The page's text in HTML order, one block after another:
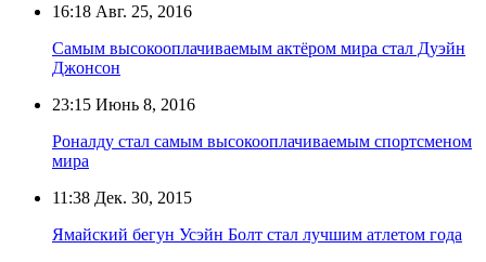
16:18 Авг. 25, 2016
Самым высокооплачиваемым актёром мира стал Дуэйн
Джонсон
23:15 Июнь 8, 2016
Роналду стал самым высокооплачиваемым спортсменом
мира
11:38 Дек. 30, 2015
Ямайский бегун Усэйн Болт стал лучшим атлетом года